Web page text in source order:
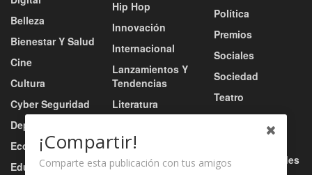
Belleza
Bienestar Y Salud
Cine
Cultura
Cyber Seguridad
Deportes
Economía
Educación
Hip Hop
Innovación
Internacional
Lanzamientos Y
Tendencias
Literatura
Música
Música Urbana
Política
Premios
Sociales
Sociedad
Teatro
Tecnología
Tv / Radio / Redes
¡Compartir!
Comparte esta publicación con tus amigos